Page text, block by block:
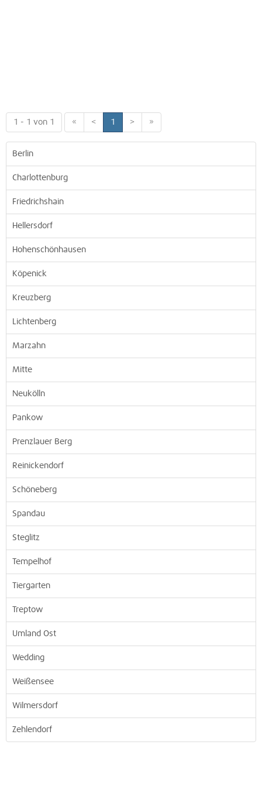
1 - 1 von 1 « < 1 > »
Berlin
Charlottenburg
Friedrichshain
Hellersdorf
Hohenschönhausen
Köpenick
Kreuzberg
Lichtenberg
Marzahn
Mitte
Neukölln
Pankow
Prenzlauer Berg
Reinickendorf
Schöneberg
Spandau
Steglitz
Tempelhof
Tiergarten
Treptow
Umland Ost
Wedding
Weißensee
Wilmersdorf
Zehlendorf